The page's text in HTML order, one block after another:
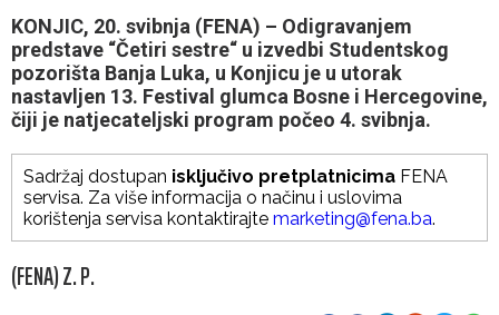
KONJIC, 20. svibnja (FENA) – Odigravanjem
predstave “Četiri sestre“ u izvedbi Studentskog
pozorišta Banja Luka, u Konjicu je u utorak
nastavljen 13. Festival glumca Bosne i Hercegovine,
čiji je natjecateljski program počeo 4. svibnja.
Sadržaj dostupan isključivo pretplatnicima FENA
servisa. Za više informacija o načinu i uslovima
korištenja servisa kontaktirajte marketing@fena.ba.
(FENA) Z. P.